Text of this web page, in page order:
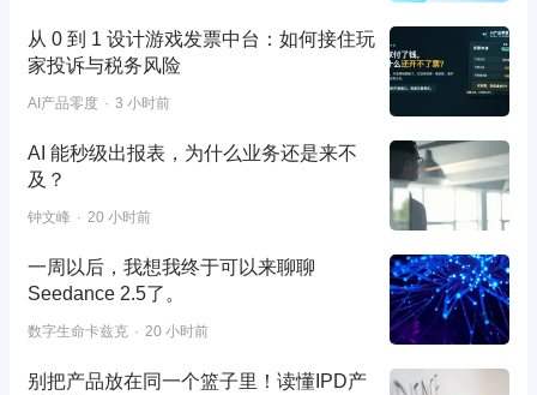
从 0 到 1 设计游戏发票中台：如何接住玩
家投诉与税务风险
AI产品零度 3 小时前
AI 能秒级出报表，为什么业务还是来不
及？
钟文峰 20 小时前
一周以后，我想我终于可以来聊聊
Seedance 2.5了。
数字生命卡兹克 20 小时前
别把产品放在同一个篮子里！读懂IPD产